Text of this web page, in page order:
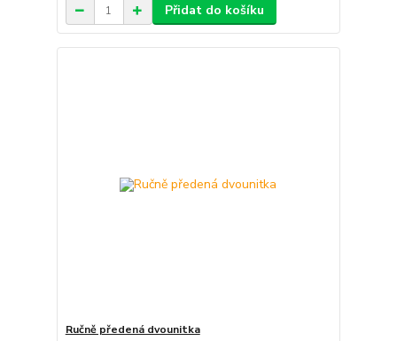
Přidat do košíku
Ručně předená dvounitka